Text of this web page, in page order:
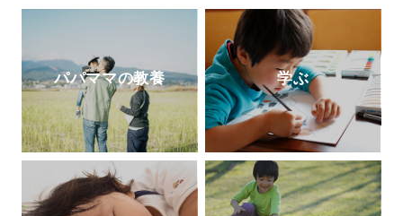
パパママの教養 学ぶ